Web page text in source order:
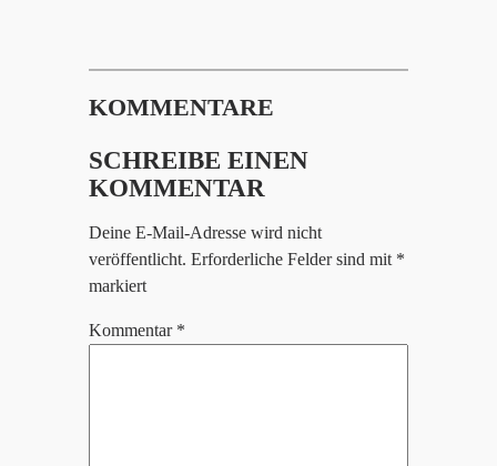
KOMMENTARE
SCHREIBE EINEN
KOMMENTAR
Deine E-Mail-Adresse wird nicht
veröffentlicht. Erforderliche Felder sind mit *
markiert
Kommentar *